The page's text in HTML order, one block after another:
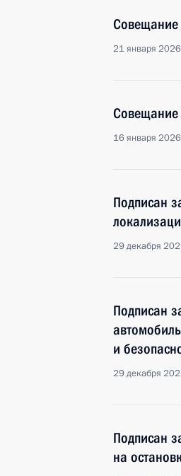
Совещание
21 января
Совещание
16 января
Подписан
29 декабря
Подписан
и
29 декабря
Подписан
на